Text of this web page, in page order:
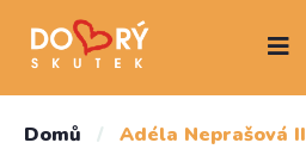
Domů / Adéla Neprašová II